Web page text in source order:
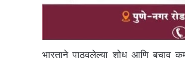
भारताने पाठवलेल्या शोध आणि बचाव